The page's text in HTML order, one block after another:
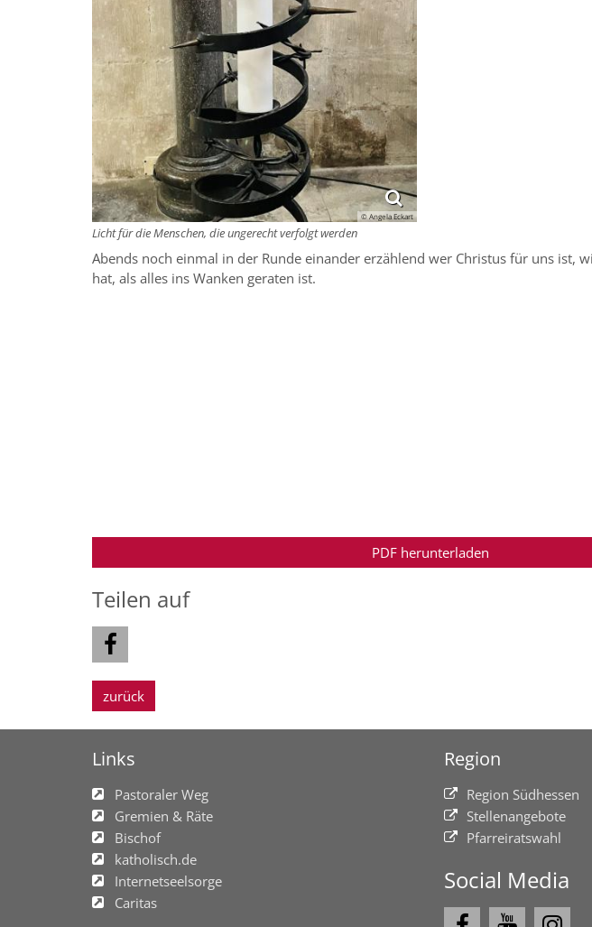
© Angela Eckart
Licht für die Menschen, die ungerecht verfolgt werden
Abends noch einmal in der Runde einander erzählend wer Christus für uns ist,
hat, als alles ins Wanken geraten ist.
PDF herunterladen
Teilen auf
zurück
Links
Pastoraler Weg
Gremien & Räte
Bischof
katholisch.de
Internetseelsorge
Caritas
Region
Region Südhessen
Stellenangebote
Pfarreiratswahl
Social Media